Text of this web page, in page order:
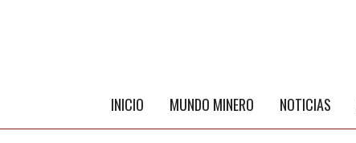
INICIO MUNDO MINERO NOTICIAS